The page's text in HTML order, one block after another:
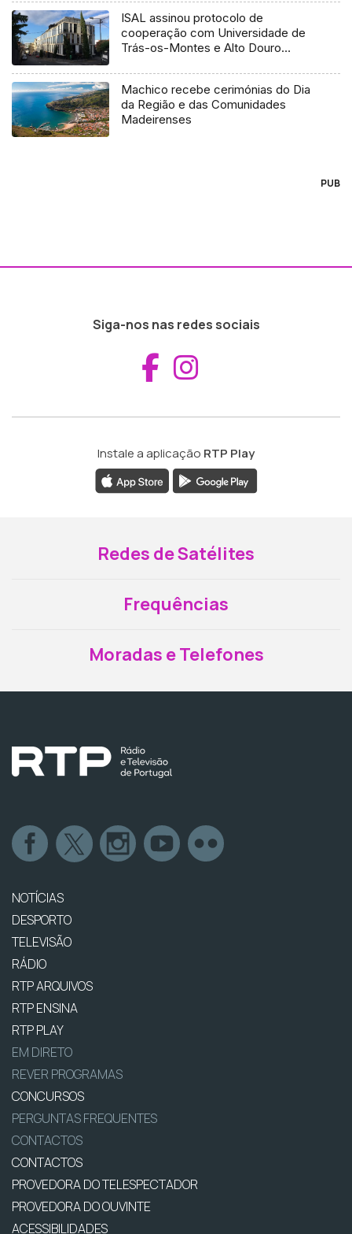
ISAL assinou protocolo de
cooperação com Universidade de
Trás-os-Montes e Alto Douro
Machico recebe cerimónias do Dia
da Região e das Comunidades
Madeirenses
PUB
Siga-nos nas redes sociais
Aceder ao
Instale a aplicação RTP Play
Redes de Satélites
Frequências
Moradas e Telefones
NOTÍCIAS
DESPORTO
TELEVISÃO
RÁDIO
RTP ARQUIVOS
RTP ENSINA
RTP PLAY
EM DIRETO
REVER PROGRAMAS
CONCURSOS
PERGUNTAS FREQUENTES
CONTACTOS
CONTACTOS
PROVEDORA DO TELESPECTADOR
PROVEDORA DO OUVINTE
ACESSIBILIDADES